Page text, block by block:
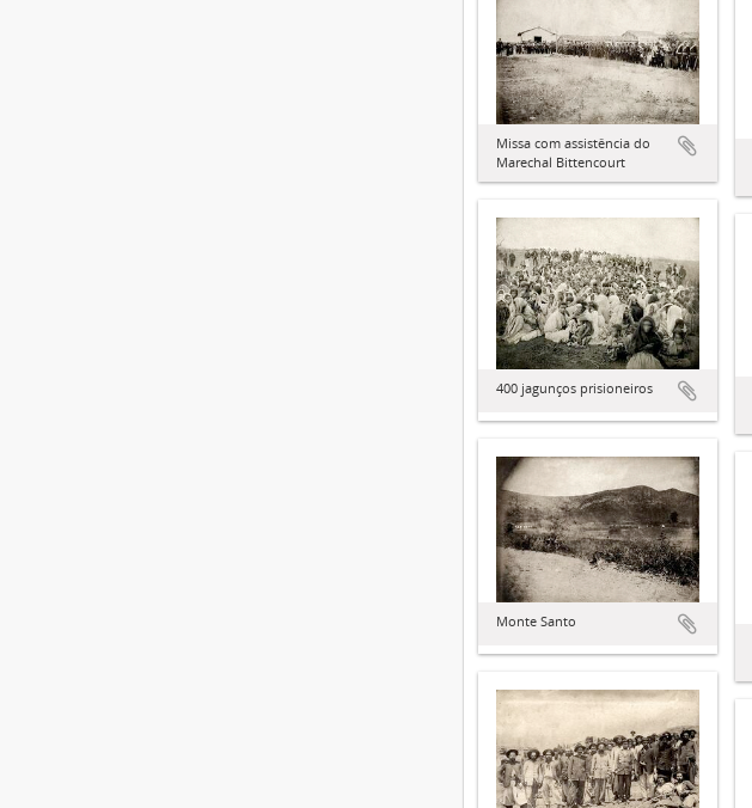
Missa com assistência do
Marechal Bittencourt
400 jagunços prisioneiros
Monte Santo